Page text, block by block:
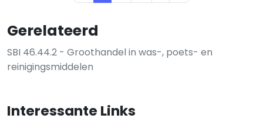
Gerelateerd
SBI 46.44.2 - Groothandel in was-, poets- en
reinigingsmiddelen
Interessante Links